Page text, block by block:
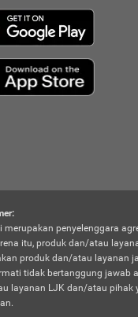
merupakan penyelenggara
itu, produk dan/atau
produk dan/atau layanan
tidak bertanggung jawab
layanan LJK dan/atau pihak